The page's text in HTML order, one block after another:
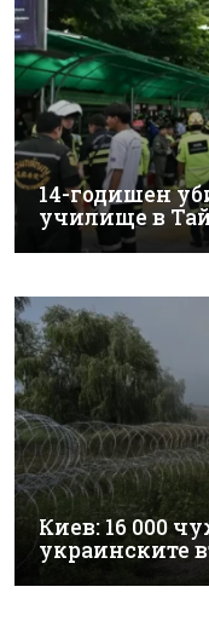
14-годишен
училище в
Киев: 16 000
украинските